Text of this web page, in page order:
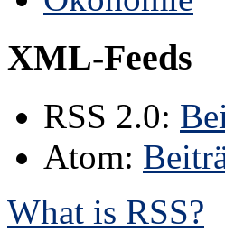
XML-Feeds
RSS 2.0:
Atom:
What is RSS?